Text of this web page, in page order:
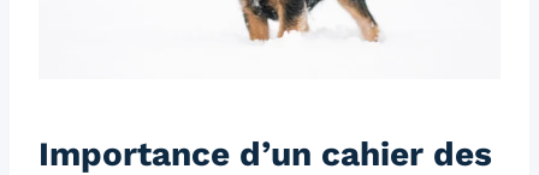
Importance d’un cahier des